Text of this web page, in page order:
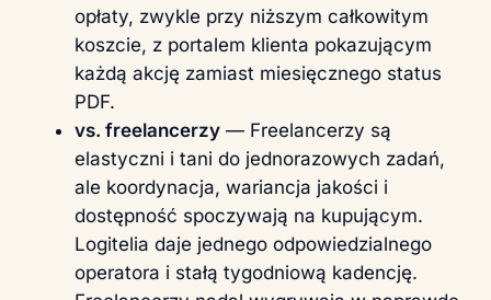
opłaty, zwykle przy niższym całkowitym
koszcie, z portalem klienta pokazującym
każdą akcję zamiast miesięcznego status
PDF.
vs. freelancerzy — Freelancerzy są
elastyczni i tani do jednorazowych zadań,
ale koordynacja, wariancja jakości i
dostępność spoczywają na kupującym.
Logitelia daje jednego odpowiedzialnego
operatora i stałą tygodniową kadencję.